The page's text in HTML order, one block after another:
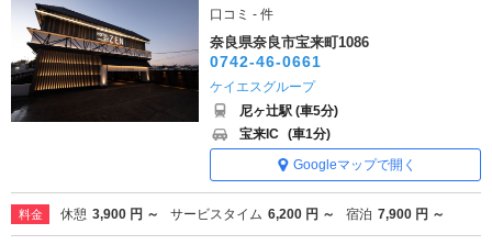
口コミ - 件
奈良県奈良市宝来町1086
0742-46-0661
ケイエスグループ
尼ヶ辻駅 (車5分)
宝来IC (車1分)
Googleマップで開く
料金 休憩 3,900 円 ～ サービスタイム 6,200 円 ～ 宿泊 7,900 円 ～